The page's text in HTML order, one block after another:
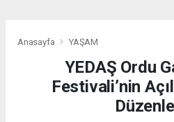
Anasayfa YAŞAM
YEDAŞ Ordu
Festivali’nin